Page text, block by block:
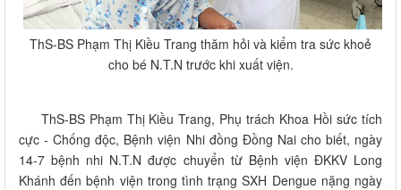
ThS-BS Phạm Thị Kiều Trang thăm hỏi và kiểm tra sức khoẻ
cho bé N.T.N trước khi xuất viện.
ThS-BS Phạm Thị Kiều Trang, Phụ trách Khoa Hồi sức tích
cực - Chống độc, Bệnh viện Nhi đồng Đồng Nai cho biết, ngày
14-7 bệnh nhi N.T.N được chuyển từ Bệnh viện ĐKKV Long
Khánh đến bệnh viện trong tình trạng SXH Dengue nặng ngày